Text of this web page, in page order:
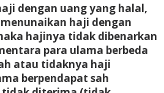
dengan uang yang halal,
haji dengan
hajinya tidak dibenarkan
para ulama berbeda
atau tidaknya haji
berpendapat sah